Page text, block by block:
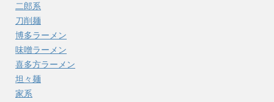
二郎系
刀削麺
博多ラーメン
味噌ラーメン
喜多方ラーメン
坦々麺
家系